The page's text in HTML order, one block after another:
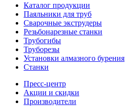
Каталог продукции
Паяльники для труб
Сварочные экструдеры
Резьбонарезные станки
Трубогибы
Труборезы
Установки алмазного бурения
Станки
Пресс-центр
Акции и скидки
Производители